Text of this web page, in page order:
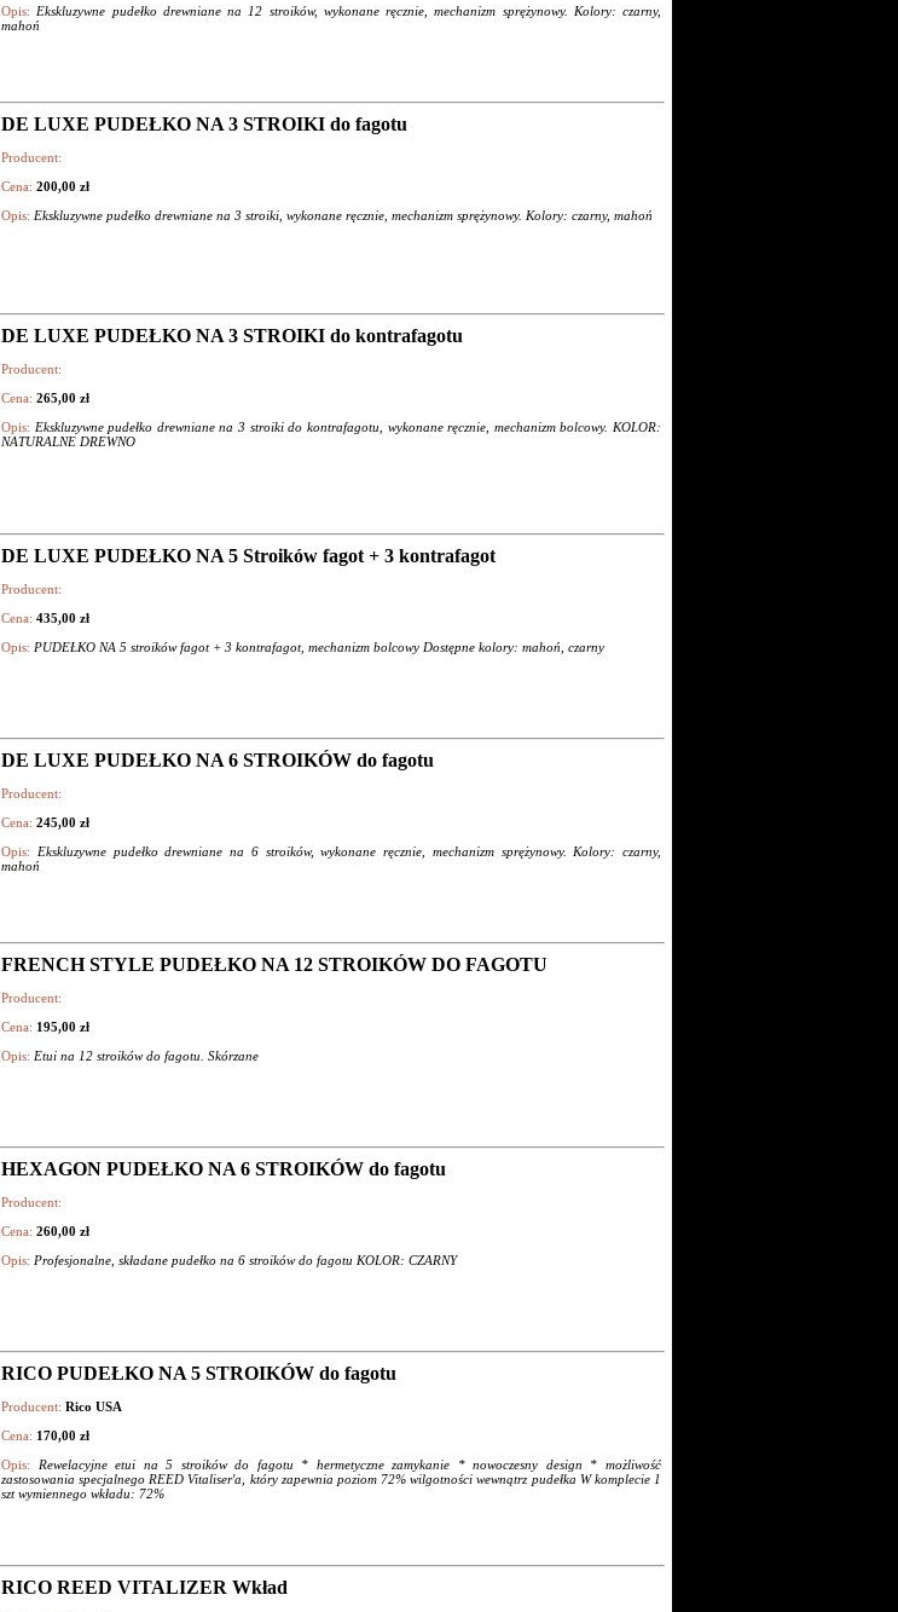
Opis: Ekskluzywne pudełko drewniane na 12 stroików, wykonane ręcznie, mechanizm sprężynowy. Kolory: czarny,
mahoń
DE LUXE PUDEŁKO NA 3 STROIKI do fagotu
Producent:
Cena: 200,00 zł
Opis: Ekskluzywne pudełko drewniane na 3 stroiki, wykonane ręcznie, mechanizm sprężynowy. Kolory: czarny, mahoń
DE LUXE PUDEŁKO NA 3 STROIKI do kontrafagotu
Producent:
Cena: 265,00 zł
Opis: Ekskluzywne pudełko drewniane na 3 stroiki do kontrafagotu, wykonane ręcznie, mechanizm bolcowy. KOLOR:
NATURALNE DREWNO
DE LUXE PUDEŁKO NA 5 Stroików fagot + 3 kontrafagot
Producent:
Cena: 435,00 zł
Opis: PUDEŁKO NA 5 stroików fagot + 3 kontrafagot, mechanizm bolcowy Dostępne kolory: mahoń, czarny
DE LUXE PUDEŁKO NA 6 STROIKÓW do fagotu
Producent:
Cena: 245,00 zł
Opis: Ekskluzywne pudełko drewniane na 6 stroików, wykonane ręcznie, mechanizm sprężynowy. Kolory: czarny,
mahoń
FRENCH STYLE PUDEŁKO NA 12 STROIKÓW DO FAGOTU
Producent:
Cena: 195,00 zł
Opis: Etui na 12 stroików do fagotu. Skórzane
HEXAGON PUDEŁKO NA 6 STROIKÓW do fagotu
Producent:
Cena: 260,00 zł
Opis: Profesjonalne, składane pudełko na 6 stroików do fagotu KOLOR: CZARNY
RICO PUDEŁKO NA 5 STROIKÓW do fagotu
Producent: Rico USA
Cena: 170,00 zł
Opis:
Rewelacyjne etui na 5 stroików do fagotu * hermetyczne zamykanie * nowoczesny design * możliwość
zastosowania specjalnego REED Vitaliser'a, który zapewnia poziom 72% wilgotności wewnątrz pudełka W komplecie 1
szt wymiennego wkładu: 72%
RICO REED VITALIZER Wkład